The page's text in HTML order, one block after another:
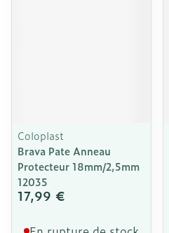
Coloplast
Brava Pate Anneau
Protecteur 18mm/2,5mm
12035
17,99 €